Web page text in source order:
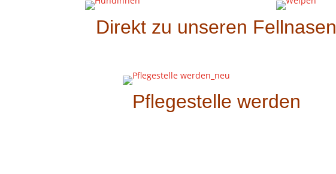
Direkt zu unseren Fellnasen
Pflegestelle werden